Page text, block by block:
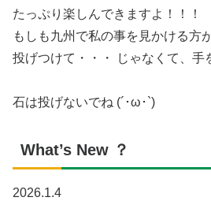
たっぷり楽しんできますよ！！！
もしも九州で私の事を見かける方
投げつけて・・・ じゃなくて、手
石は投げないでね (´･ω･`)
What’s New ？
2026.1.4